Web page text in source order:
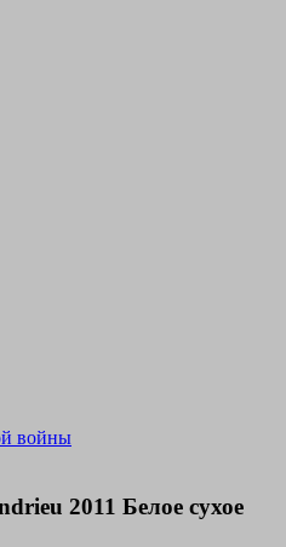
войны
2011 Белое сухое